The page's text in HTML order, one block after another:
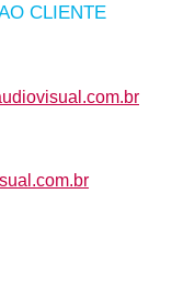
CLIENTE